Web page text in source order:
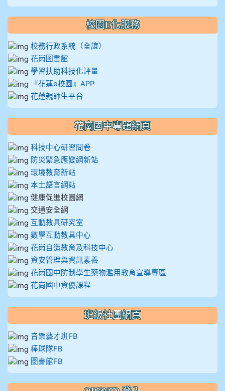
校園E化服務
校務行政系統（全誼）
花崗圖書館
學習扶助科技化評量
『花蓮e校園』APP
花蓮親師生平台
花崗國中專題網頁
科技中心研習問卷
防災緊急應變網新站
環境教育新站
本土語言網站
健康促進校園網
交通安全網
互動教具研究室
數學互動教具中心
花崗自造教育及科技中心
資安管理與資訊素養
花崗國中防制學生藥物濫用教育宣導專區
花崗國中資優課程
班級社團網頁
音樂藝才班FB
棒球隊FB
圖書館FB